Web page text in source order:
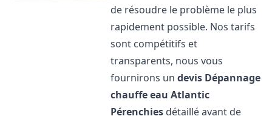
de résoudre le problème le plus
rapidement possible. Nos tarifs
sont compétitifs et
transparents, nous vous
fournirons undevis Dépannage
chauffe eau Atlantic
Pérenchies détaillé avant de